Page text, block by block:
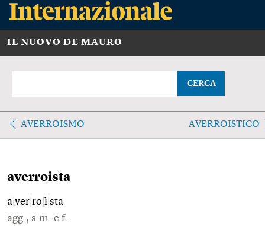
IL NUOVO DE MAURO
CERCA
AVERROISMO AVERROISTICO
averroista
a ver ro ì sta
agg., s.m. e f.